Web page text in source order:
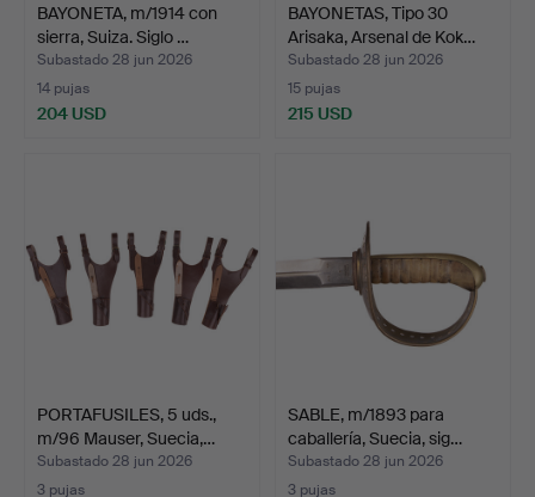
BAYONETA, m/1914 con
sierra, Suiza. Siglo …
Subastado 28 jun 2026
14 pujas
204 USD
BAYONETAS, Tipo 30
Arisaka, Arsenal de Kok…
Subastado 28 jun 2026
15 pujas
215 USD
PORTAFUSILES, 5 uds.,
m/96 Mauser, Suecia,…
Subastado 28 jun 2026
3 pujas
SABLE, m/1893 para
caballería, Suecia, sig…
Subastado 28 jun 2026
3 pujas